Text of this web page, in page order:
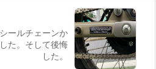
ールチェーンか
た。そして後悔
した。